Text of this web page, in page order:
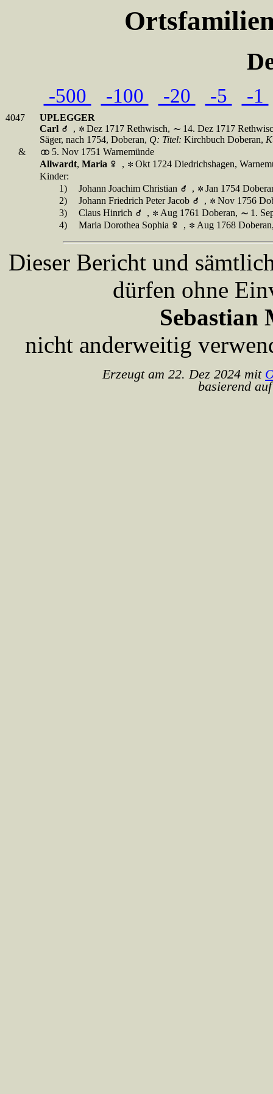
-500 -100 -20 -5 -1
4047
UPLEGGER
Carl
, Dez 1717 Rethwisch,
14. Dez 1717
Säger, nach 1754, Doberan, Q: Titel: Kirchbuch Doberan,
&
5. Nov 1751 Warnemünde
Allwardt, Maria ,
Okt 1724 Diedrichshagen,
Kinder:
1)
Johann Joachim Christian ,
Jan 1754
2)
Johann Friedrich Peter Jacob ,
Nov 1756
3)
Claus Hinrich , Aug 1761 Doberan,
1.
4)
Maria Dorothea Sophia , Aug 1768
Dieser Bericht und
dürfen ohne
Sebastian
nicht anderweitig
Erzeugt am 22. Dez 2024 mit
basierend